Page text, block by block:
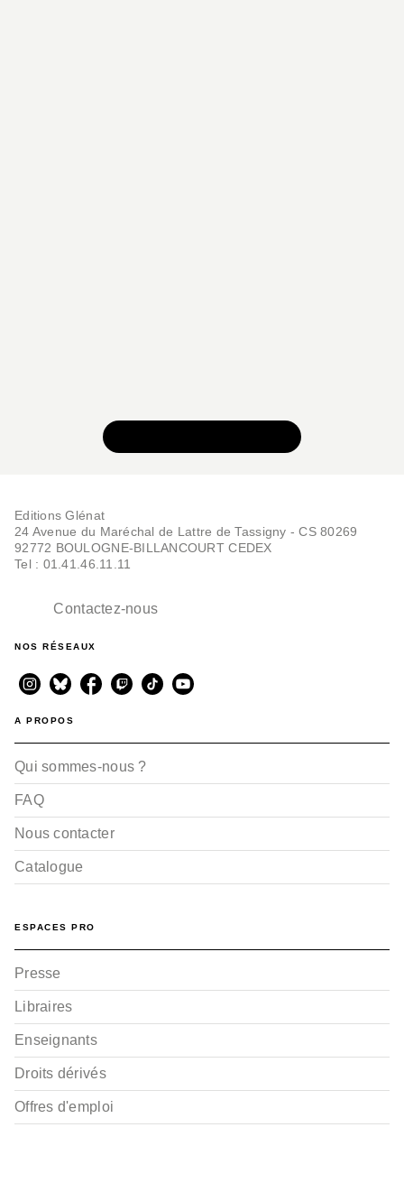
Editions Glénat
24 Avenue du Maréchal de Lattre de Tassigny - CS 80269
92772 BOULOGNE-BILLANCOURT CEDEX
Tel : 01.41.46.11.11
Contactez-nous
NOS RÉSEAUX
A PROPOS
Qui sommes-nous ?
FAQ
Nous contacter
Catalogue
ESPACES PRO
Presse
Libraires
Enseignants
Droits dérivés
Offres d'emploi